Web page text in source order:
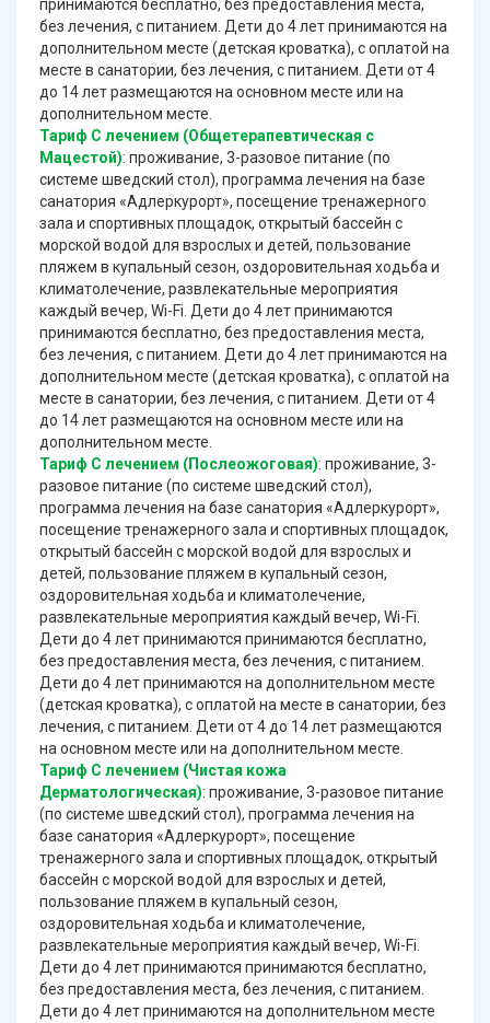
принимаются бесплатно, без предоставления места,
без лечения, с питанием. Дети до 4 лет принимаются на
дополнительном месте (детская кроватка), с оплатой на
месте в санатории, без лечения, с питанием. Дети от 4
до 14 лет размещаются на основном месте или на
дополнительном месте.
Тариф С лечением (Общетерапевтическая с
Мацестой): проживание, 3-разовое питание (по
системе шведский стол), программа лечения на базе
санатория «Адлеркурорт», посещение тренажерного
зала и спортивных площадок, открытый бассейн с
морской водой для взрослых и детей, пользование
пляжем в купальный сезон, оздоровительная ходьба и
климатолечение, развлекательные мероприятия
каждый вечер, Wi-Fi. Дети до 4 лет принимаются
принимаются бесплатно, без предоставления места,
без лечения, с питанием. Дети до 4 лет принимаются на
дополнительном месте (детская кроватка), с оплатой на
месте в санатории, без лечения, с питанием. Дети от 4
до 14 лет размещаются на основном месте или на
дополнительном месте.
Тариф С лечением (Послеожоговая): проживание, 3-
разовое питание (по системе шведский стол),
программа лечения на базе санатория «Адлеркурорт»,
посещение тренажерного зала и спортивных площадок,
открытый бассейн с морской водой для взрослых и
детей, пользование пляжем в купальный сезон,
оздоровительная ходьба и климатолечение,
развлекательные мероприятия каждый вечер, Wi-Fi.
Дети до 4 лет принимаются принимаются бесплатно,
без предоставления места, без лечения, с питанием.
Дети до 4 лет принимаются на дополнительном месте
(детская кроватка), с оплатой на месте в санатории, без
лечения, с питанием. Дети от 4 до 14 лет размещаются
на основном месте или на дополнительном месте.
Тариф С лечением (Чистая кожа
Дерматологическая): проживание, 3-разовое питание
(по системе шведский стол), программа лечения на
базе санатория «Адлеркурорт», посещение
тренажерного зала и спортивных площадок, открытый
бассейн с морской водой для взрослых и детей,
пользование пляжем в купальный сезон,
оздоровительная ходьба и климатолечение,
развлекательные мероприятия каждый вечер, Wi-Fi.
Дети до 4 лет принимаются принимаются бесплатно,
без предоставления места, без лечения, с питанием.
Дети до 4 лет принимаются на дополнительном месте